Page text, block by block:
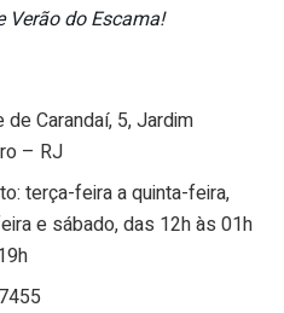
Verão do Escama!
de Carandaí, 5, Jardim
– RJ
terça-feira a quinta-feira,
e sábado, das 12h às 01h